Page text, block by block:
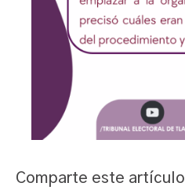
Comparte este artículo